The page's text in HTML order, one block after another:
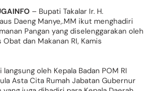
– Bupati Takalar Ir. H.
Daeng Manye,.MM ikut menghadiri
Pangan yang diselenggarakan oleh
Obat dan Makanan RI, Kamis
oleh Kepala Badan POM RI
Asta Cita Rumah Jabatan Gubernur